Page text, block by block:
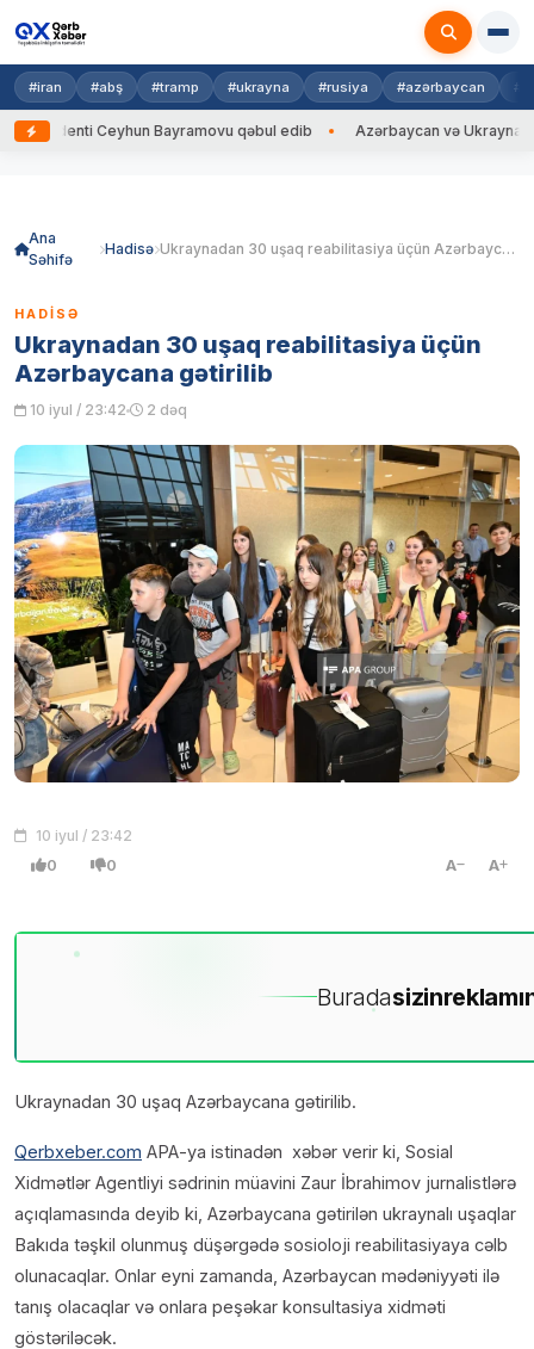
#iran #abş #tramp #ukrayna #rusiya #azərbaycan
Ceyhun Bayramovu qəbul edib Azərbaycan və Ukrayna XİN
Ana
Səhifə
Hadisə Ukraynadan 30 uşaq reabilitasiya üçün Azərbaycana gətirilib
HADISƏ
Ukraynadan 30 uşaq reabilitasiya üçün
Azərbaycana gətirilib
10 iyul / 23:42 2 dəq
10 iyul / 23:42
0 0 A A
Buradasizin
Ukraynadan 30 uşaq Azərbaycana gətirilib.
Qerbxeber.com APA-ya istinadən xəbər verir ki, Sosial
Xidmətlər Agentliyi sədrinin müavini Zaur İbrahimov jurnalistlərə
açıqlamasında deyib ki, Azərbaycana gətirilən ukraynalı uşaqlar
Bakıda təşkil olunmuş düşərgədə sosioloji reabilitasiyaya cəlb
olunacaqlar. Onlar eyni zamanda, Azərbaycan mədəniyyəti ilə
tanış olacaqlar və onlara peşəkar konsultasiya xidməti
göstəriləcək.